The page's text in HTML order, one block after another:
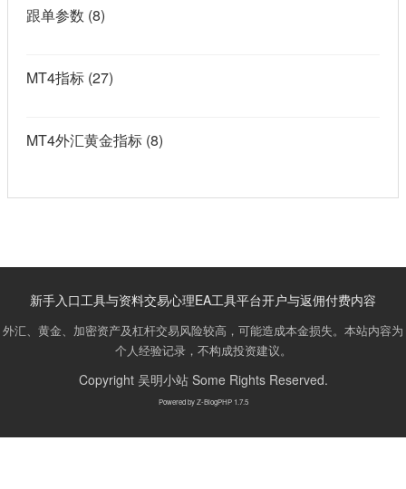
跟单参数 (8)
MT4指标 (27)
MT4外汇黄金指标 (8)
新手入口工具与资料交易心理EA工具平台开户与返佣付费内容
外汇、黄金、加密资产及杠杆交易风险较高，可能造成本金损失。本站内容为
个人经验记录，不构成投资建议。
Copyright 吴明小站Some Rights Reserved.
Powered byZ-BlogPHP 1.7.5